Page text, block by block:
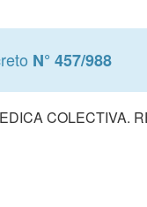
N° 457/988
COLECTIVA.